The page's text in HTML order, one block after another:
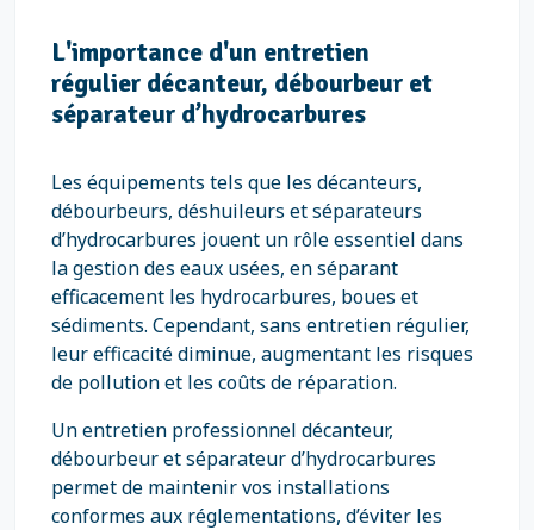
L'importance d'un entretien
régulier décanteur, débourbeur et
séparateur d’hydrocarbures
Les équipements tels que les décanteurs,
débourbeurs, déshuileurs et séparateurs
d’hydrocarbures jouent un rôle essentiel dans
la gestion des eaux usées, en séparant
efficacement les hydrocarbures, boues et
sédiments. Cependant, sans entretien régulier,
leur efficacité diminue, augmentant les risques
de pollution et les coûts de réparation.
Un entretien professionnel décanteur,
débourbeur et séparateur d’hydrocarbures
permet de maintenir vos installations
conformes aux réglementations, d’éviter les